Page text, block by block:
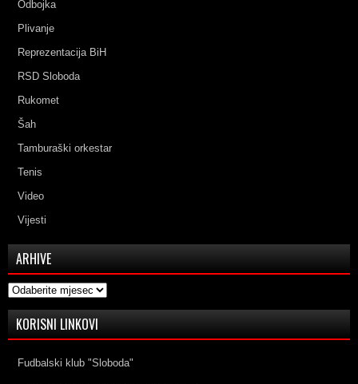
Odbojka
Plivanje
Reprezentacija BiH
RSD Sloboda
Rukomet
Šah
Tamburaški orkestar
Tenis
Video
Vijesti
ARHIVE
Arhive
KORISNI LINKOVI
Fudbalski klub "Sloboda"